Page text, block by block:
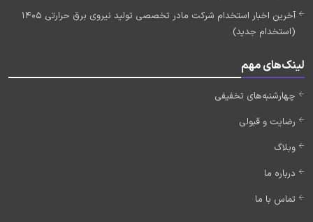
آخرین اخبار استخدام شرکت مادر تخصصی تولید نیروی برق حرارتی 1405
(استخدام جدید)
لینک‌های مهم
چهارشنبه‌های تخفیفی
رضایت و قبولی
وبلاگ
درباره ما
تماس با ما